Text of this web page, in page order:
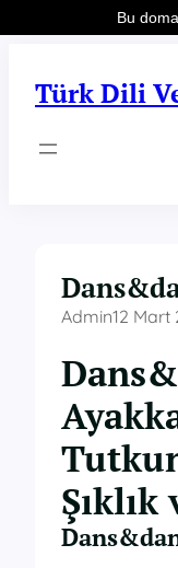
Türk Dili
Admin12 Mart
Bu